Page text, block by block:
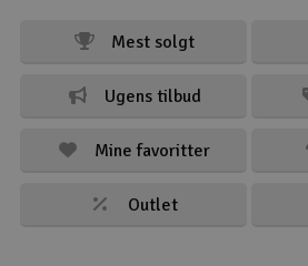
Mest solgt
Ugens tilbud
Mine favoritter
Outlet